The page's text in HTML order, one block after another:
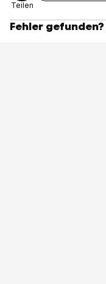
Teilen
Fehler gefunden?